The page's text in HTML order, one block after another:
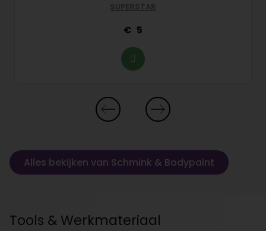
SUPERSTAR
5
Alles bekijken van Schmink & Bodypaint
Tools & Werkmateriaal